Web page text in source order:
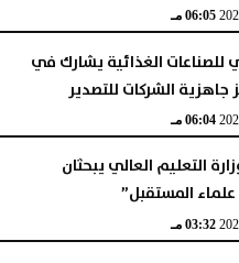
06:05 مـ
للصناعات الغذائية يشارك في
الشركات للتصدير
06:04 مـ
التعليم العالي يبحثان
المستقبل”
03:32 مـ